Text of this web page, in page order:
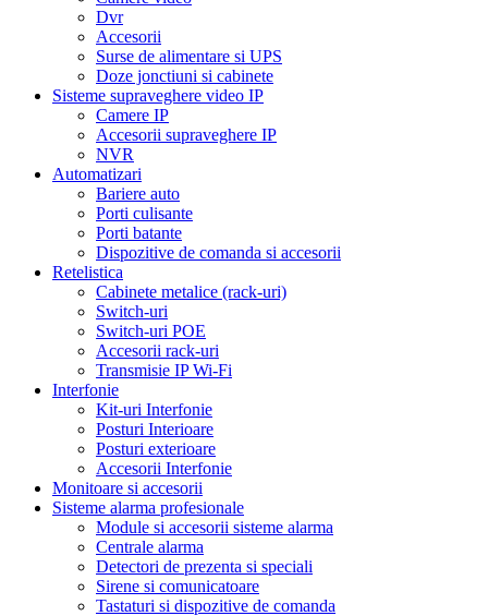
Dvr
Accesorii
Surse de alimentare si UPS
Doze jonctiuni si cabinete
Sisteme supraveghere video IP
Camere IP
Accesorii supraveghere IP
NVR
Automatizari
Bariere auto
Porti culisante
Porti batante
Dispozitive de comanda si accesorii
Retelistica
Cabinete metalice (rack-uri)
Switch-uri
Switch-uri POE
Accesorii rack-uri
Transmisie IP Wi-Fi
Interfonie
Kit-uri Interfonie
Posturi Interioare
Posturi exterioare
Accesorii Interfonie
Monitoare si accesorii
Sisteme alarma profesionale
Module si accesorii sisteme alarma
Centrale alarma
Detectori de prezenta si speciali
Sirene si comunicatoare
Tastaturi si dispozitive de comanda